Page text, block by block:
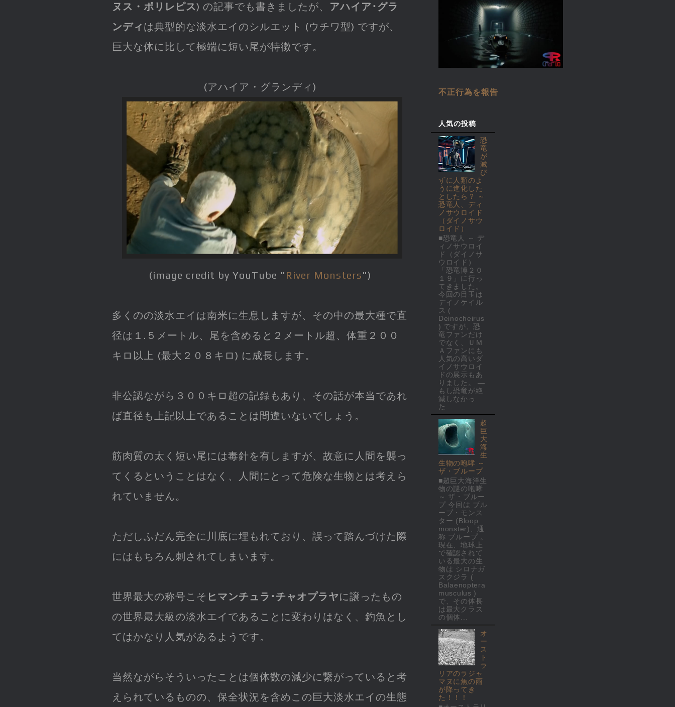
ヌス・ポリレピス) の記事でも書きましたが、 アハイア･グラ
ンディ は典型的な淡水エイのシルエット (ウチワ型) ですが、
巨大な体に比して極端に短い尾が特徴です。
(アハイア・グランディ)
(image credit by YouTube " River Monsters")
多くのの淡水エイは南米に生息しますが、その中の最大種で直
径は１.５メートル、尾を含めると２メートル超、体重２００
キロ以上 (最大２０８キロ) に成長します。
非公認ながら３００キロ超の記録もあり、その話が本当であれ
ば直径も上記以上であることは間違いないでしょう。
筋肉質の太く短い尾には毒針を有しますが、故意に人間を襲っ
てくるということはなく、人間にとって危険な生物とは考えら
れていません。
ただしふだん完全に川底に埋もれており、誤って踏んづけた際
にはもちろん刺されてしまいます。
世界最大の称号こそ ヒマンチュラ･チャオプラヤに譲ったもの
の世界最大級の淡水エイであることに変わりはなく、釣魚とし
てはかなり人気があるようです。
当然ながらそういったことは個体数の減少に繋がっていると考
えられているものの、保全状況を含めこの巨大淡水エイの生態
不正行為を報告
人気の投稿
恐
竜
が
滅
び
ずに人類のよ
うに進化した
としたら？ ～
恐竜人、ディ
ノサウロイド
（ダイノサウ
ロイド）
■恐竜人 ～ デ
ィノサウロイ
ド（ダイノサ
ウロイド）
「恐竜博２０
１９」に行っ
てきました。
今回の目玉は
デイノケイル
ス (
Deinocheirus
) ですが、恐
竜ファンだけ
でなく、ＵＭ
Ａファンにも
人気の高いダ
イノサウロイ
ドの展示もあ
りました。 ―
もし恐竜が絶
滅しなかっ
た...
超
巨
大
海
生
生物の咆哮 ～
ザ・ブループ
■超巨大海洋生
物の謎の咆哮
～ ザ・ブルー
プ 今回は ブル
ープ・モンス
ター (Bloop
monster)、通
称 ブループ 。
現在、地球上
で確認されて
いる最大の生
物は シロナガ
スクジラ (
Balaenoptera
musculus )
で、その体長
は最大クラス
の個体...
オ
ー
ス
ト
ラ
リアのラジャ
マヌに魚の雨
が降ってき
た！！！